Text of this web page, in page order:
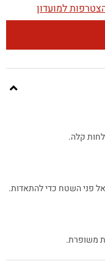
למועדון
קלה.
פני השטח כדי להתאדות.
משופרת.